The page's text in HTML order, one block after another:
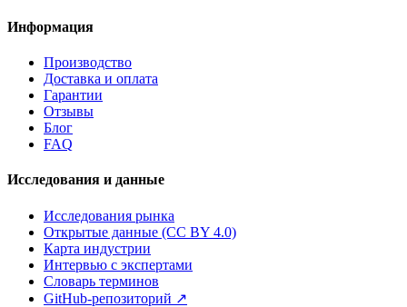
Информация
Производство
Доставка и оплата
Гарантии
Отзывы
Блог
FAQ
Исследования и данные
Исследования рынка
Открытые данные (CC BY 4.0)
Карта индустрии
Интервью с экспертами
Словарь терминов
GitHub-репозиторий ↗